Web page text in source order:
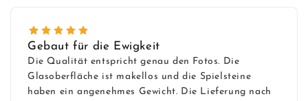
Gebaut für die Ewigkeit
Die Qualität entspricht genau den Fotos. Die
Glasoberfläche ist makellos und die Spielsteine
haben ein angenehmes Gewicht. Die Lieferung nach